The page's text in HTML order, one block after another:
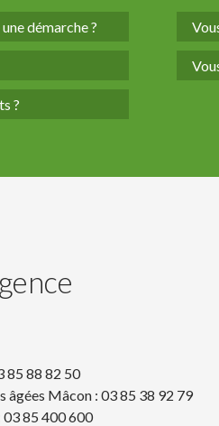
démarche ?
?
85 88 82 50
âgées Mâcon : 03 85 38 92 79
03 85 400 600